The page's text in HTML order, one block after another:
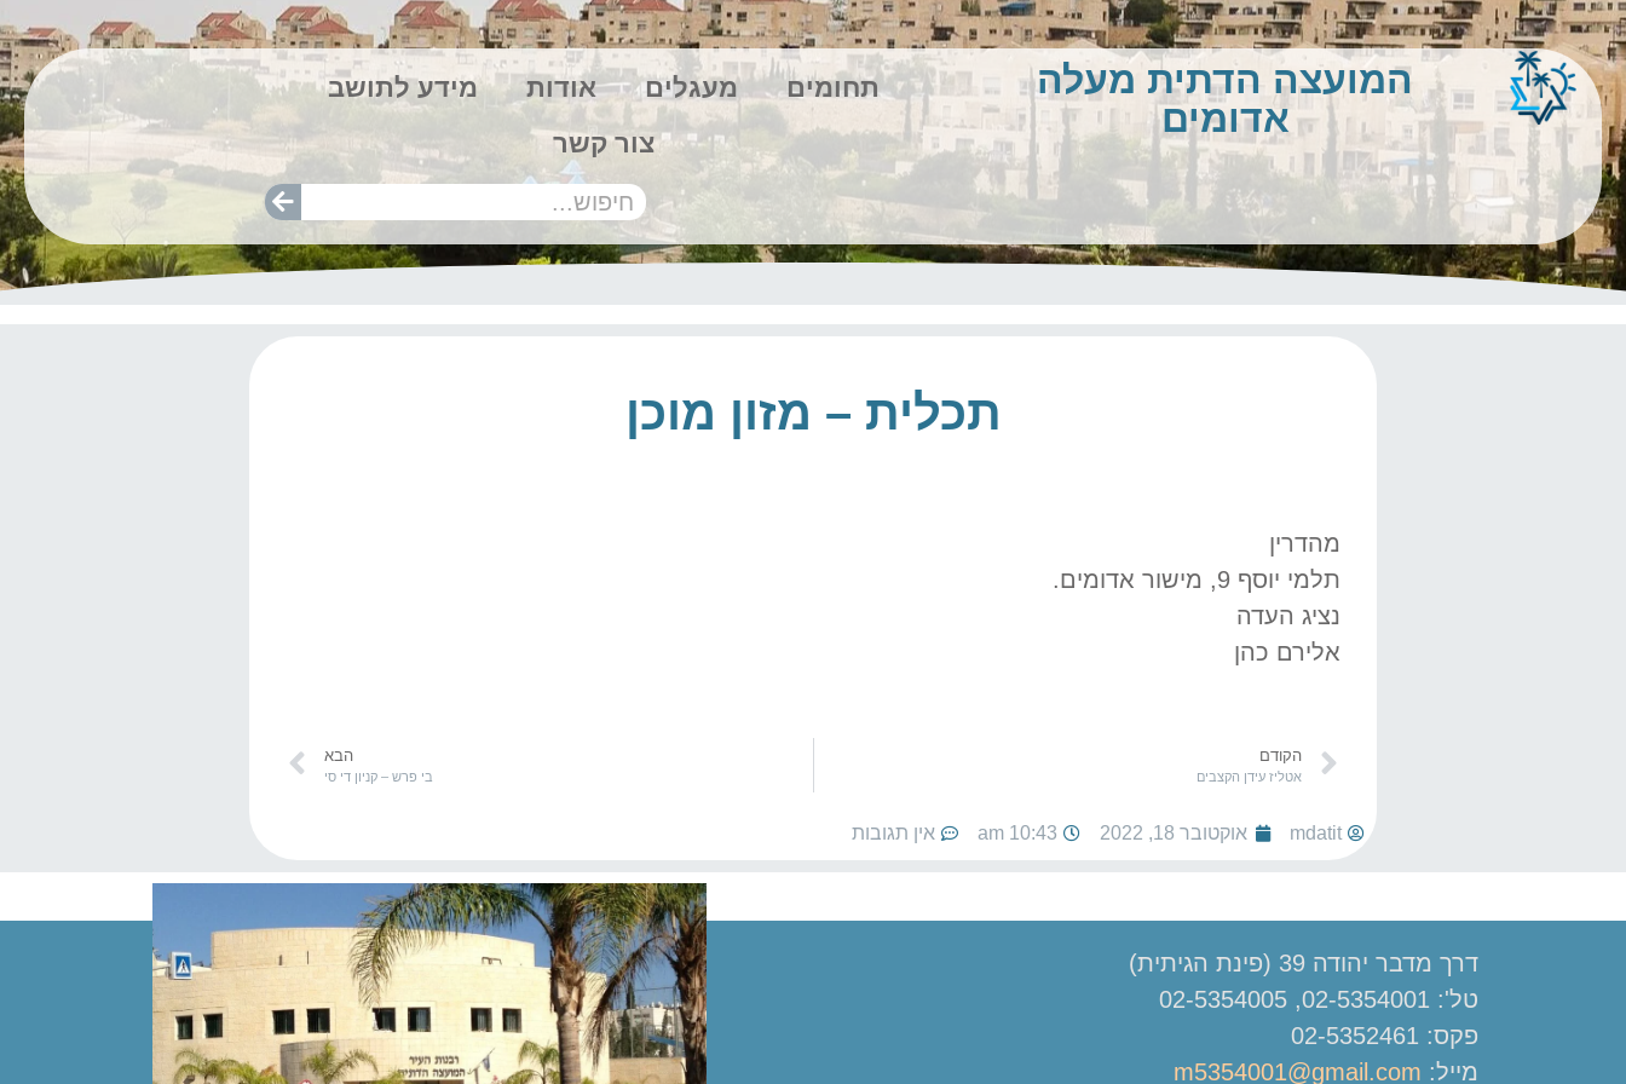
המועצה הדתית מעלה
אדומים
תחומים מעגלים אודות
מידע לתושב
צור קשר
תכלית – מזון מוכן
מהדרין
תלמי יוסף 9, מישור אדומים.
נציג העדה
אלירם כהן
הקודם
אטליז עידן הקצבים
הבא
בי פרש – קניון די סי
mdatit אוקטובר 18, 2022 10:43 am אין תגובות
דרך מדבר יהודה 39 (פינת הגיתית)
טל': 02-5354001, 02-5354005
פקס: 02-5352461
מייל: m5354001@gmail.com